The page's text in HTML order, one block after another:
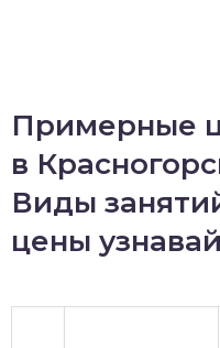
Примерные
в
Виды
цены